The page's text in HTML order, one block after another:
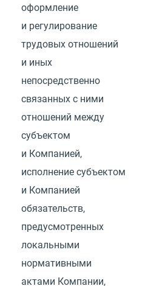
оформление
и регулирование
трудовых отношений
и иных
непосредственно
связанных с ними
отношений между
субъектом
и Компанией,
исполнение субъектом
и Компанией
обязательств,
предусмотренных
локальными
нормативными
актами Компании,